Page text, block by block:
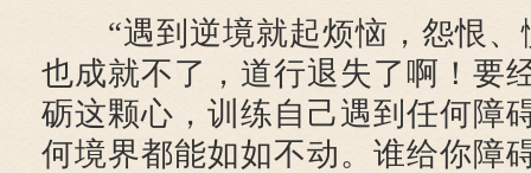
“遇到逆境就起烦恼，怨恨、
也成就不了，道行退失了啊！要
砺这颗心，训练自己遇到任何障
何境界都能如如不动。谁给你障